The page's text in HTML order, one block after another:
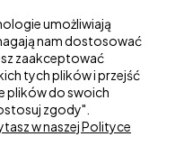
umożliwiają
nam dostosować
zaakceptować
tych plików i przejść
plików do swoich
zgody".
w naszej Polityce